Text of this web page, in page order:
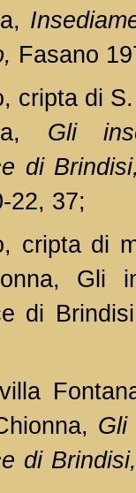
Fasano
cripta di
Gli
di
22, 37;
cripta di
Gli
di
Gli
di